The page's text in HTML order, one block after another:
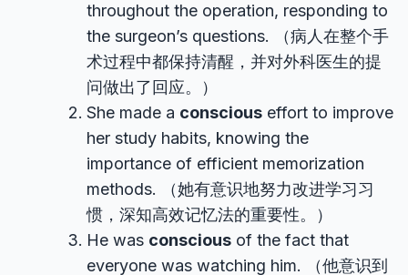
throughout the operation, responding to
the surgeon’s questions. （病人在整个手
术过程中都保持清醒，并对外科医生的提
问做出了回应。）
She made a conscious effort to improve
her study habits, knowing the
importance of efficient memorization
methods. （她有意识地努力改进学习习
惯，深知高效记忆法的重要性。）
He was conscious of the fact that
everyone was watching him. （他意识到